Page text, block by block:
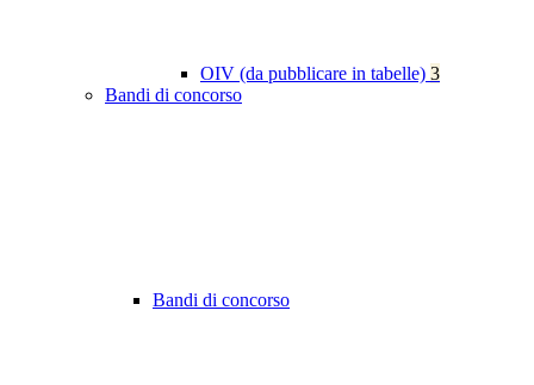
OIV (da pubblicare in tabelle) 3
Bandi di concorso
Bandi di concorso